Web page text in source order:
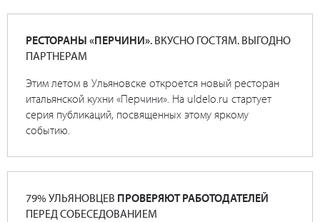
РЕСТОРАНЫ «ПЕРЧИНИ». ВКУСНО ГОСТЯМ. ВЫГОДНО
ПАРТНЕРАМ
Этим летом в Ульяновске откроется новый ресторан
итальянской кухни «Перчини». На uldelo.ru стартует
серия публикаций, посвященных этому яркому
событию.
79% УЛЬЯНОВЦЕВ ПРОВЕРЯЮТ РАБОТОДАТЕЛЕЙ
ПЕРЕД СОБЕСЕДОВАНИЕМ